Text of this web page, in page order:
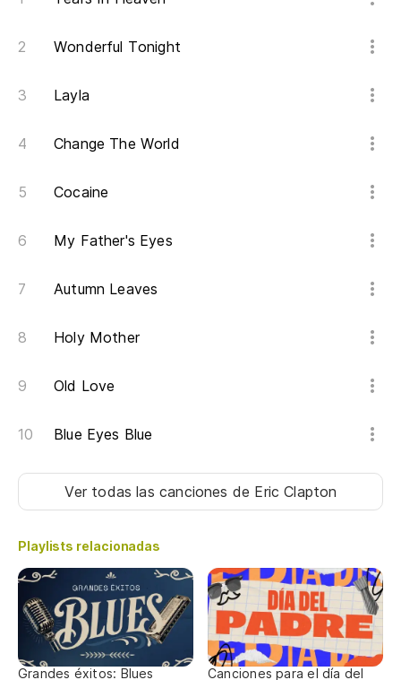
Wonderful Tonight
Layla
Change The World
Cocaine
My Father's Eyes
Autumn Leaves
Holy Mother
Old Love
Blue Eyes Blue
Ver todas las canciones de Eric Clapton
Playlists relacionadas
Grandes éxitos: Blues
Canciones para el día del